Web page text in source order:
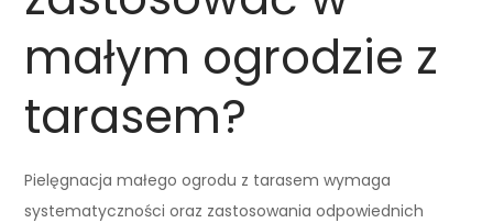
małym ogrodzie z
tarasem?
Pielęgnacja małego ogrodu z tarasem wymaga
systematyczności oraz zastosowania odpowiednich